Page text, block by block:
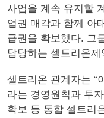
사업을 계속 유지할
업권 매각과 함께 아
급권을 확보했다. 그
담당하는 셀트리온
셀트리온 관계자는 “
라는 경영원칙과 투
확보 등 통합 셀트리